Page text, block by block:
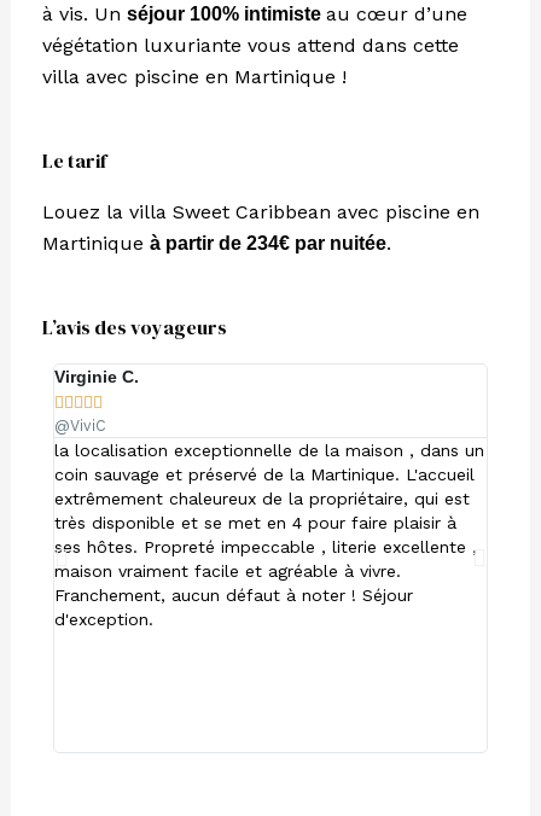
à vis. Un séjour 100% intimiste au cœur d’une
végétation luxuriante vous attend dans cette
villa avec piscine en Martinique !
Le tarif
Louez la villa Sweet Caribbean avec piscine en
Martinique à partir de 234€ par nuitée.
L’avis des voyageurs
Virginie C.

@ViviC
la localisation exceptionnelle de la maison , dans un
coin sauvage et préservé de la Martinique. L'accueil
extrêmement chaleureux de la propriétaire, qui est
très disponible et se met en 4 pour faire plaisir à
ses hôtes. Propreté impeccable , literie excellente ,
maison vraiment facile et agréable à vivre.
Franchement, aucun défaut à noter ! Séjour
d'exception.